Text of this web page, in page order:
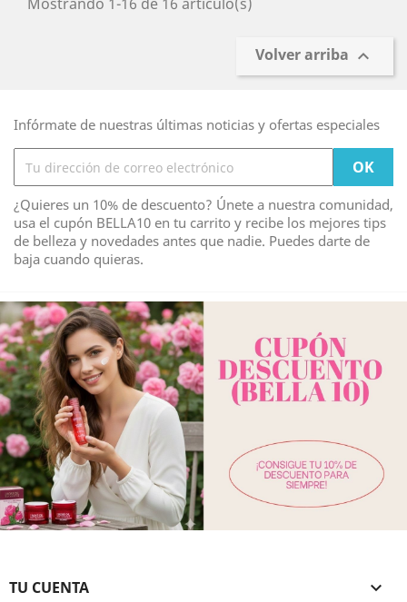
Volver arriba 
Infórmate de nuestras últimas noticias y ofertas especiales
¿Quieres un 10% de descuento? Únete a nuestra comunidad,
usa el cupón BELLA10 en tu carrito y recibe los mejores tips
de belleza y novedades antes que nadie. Puedes darte de
baja cuando quieras.
TU CUENTA 